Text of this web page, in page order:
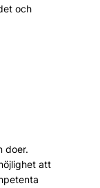
och
doer.
att